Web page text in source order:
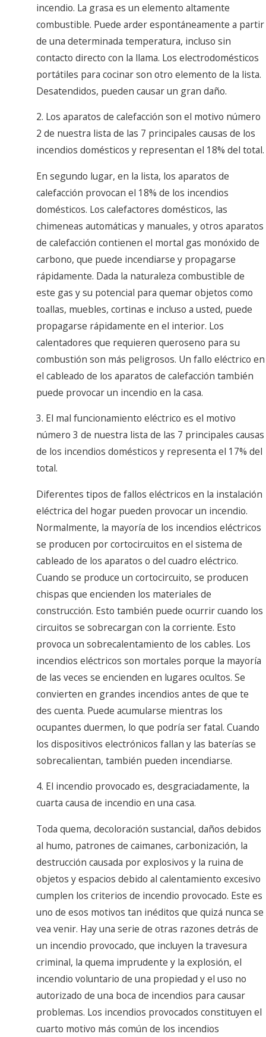
incendio. La grasa es un elemento altamente
combustible. Puede arder espontáneamente a partir
de una determinada temperatura, incluso sin
contacto directo con la llama. Los electrodomésticos
portátiles para cocinar son otro elemento de la lista.
Desatendidos, pueden causar un gran daño.
2. Los aparatos de calefacción son el motivo número
2 de nuestra lista de las 7 principales causas de los
incendios domésticos y representan el 18% del total.
En segundo lugar, en la lista, los aparatos de
calefacción provocan el 18% de los incendios
domésticos. Los calefactores domésticos, las
chimeneas automáticas y manuales, y otros aparatos
de calefacción contienen el mortal gas monóxido de
carbono, que puede incendiarse y propagarse
rápidamente. Dada la naturaleza combustible de
este gas y su potencial para quemar objetos como
toallas, muebles, cortinas e incluso a usted, puede
propagarse rápidamente en el interior. Los
calentadores que requieren queroseno para su
combustión son más peligrosos. Un fallo eléctrico en
el cableado de los aparatos de calefacción también
puede provocar un incendio en la casa.
3. El mal funcionamiento eléctrico es el motivo
número 3 de nuestra lista de las 7 principales causas
de los incendios domésticos y representa el 17% del
total.
Diferentes tipos de fallos eléctricos en la instalación
eléctrica del hogar pueden provocar un incendio.
Normalmente, la mayoría de los incendios eléctricos
se producen por cortocircuitos en el sistema de
cableado de los aparatos o del cuadro eléctrico.
Cuando se produce un cortocircuito, se producen
chispas que encienden los materiales de
construcción. Esto también puede ocurrir cuando los
circuitos se sobrecargan con la corriente. Esto
provoca un sobrecalentamiento de los cables. Los
incendios eléctricos son mortales porque la mayoría
de las veces se encienden en lugares ocultos. Se
convierten en grandes incendios antes de que te
des cuenta. Puede acumularse mientras los
ocupantes duermen, lo que podría ser fatal. Cuando
los dispositivos electrónicos fallan y las baterías se
sobrecalientan, también pueden incendiarse.
4. El incendio provocado es, desgraciadamente, la
cuarta causa de incendio en una casa.
Toda quema, decoloración sustancial, daños debidos
al humo, patrones de caimanes, carbonización, la
destrucción causada por explosivos y la ruina de
objetos y espacios debido al calentamiento excesivo
cumplen los criterios de incendio provocado. Este es
uno de esos motivos tan inéditos que quizá nunca se
vea venir. Hay una serie de otras razones detrás de
un incendio provocado, que incluyen la travesura
criminal, la quema imprudente y la explosión, el
incendio voluntario de una propiedad y el uso no
autorizado de una boca de incendios para causar
problemas. Los incendios provocados constituyen el
cuarto motivo más común de los incendios